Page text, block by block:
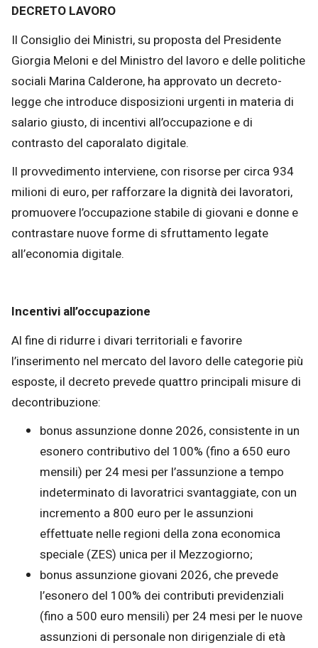
DECRETO LAVORO
Il Consiglio dei Ministri, su proposta del Presidente
Giorgia Meloni e del Ministro del lavoro e delle politiche
sociali Marina Calderone, ha approvato un decreto-
legge che introduce disposizioni urgenti in materia di
salario giusto, di incentivi all’occupazione e di
contrasto del caporalato digitale.
Il provvedimento interviene, con risorse per circa 934
milioni di euro, per rafforzare la dignità dei lavoratori,
promuovere l’occupazione stabile di giovani e donne e
contrastare nuove forme di sfruttamento legate
all’economia digitale.
Incentivi all’occupazione
Al fine di ridurre i divari territoriali e favorire
l’inserimento nel mercato del lavoro delle categorie più
esposte, il decreto prevede quattro principali misure di
decontribuzione:
bonus assunzione donne 2026, consistente in un
esonero contributivo del 100% (fino a 650 euro
mensili) per 24 mesi per l’assunzione a tempo
indeterminato di lavoratrici svantaggiate, con un
incremento a 800 euro per le assunzioni
effettuate nelle regioni della zona economica
speciale (ZES) unica per il Mezzogiorno;
bonus assunzione giovani 2026, che prevede
l’esonero del 100% dei contributi previdenziali
(fino a 500 euro mensili) per 24 mesi per le nuove
assunzioni di personale non dirigenziale di età